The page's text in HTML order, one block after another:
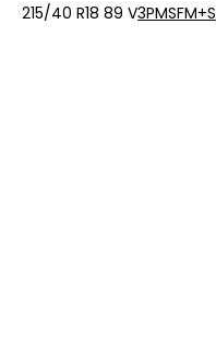
215/40 R18 89 V3PMSFM+S